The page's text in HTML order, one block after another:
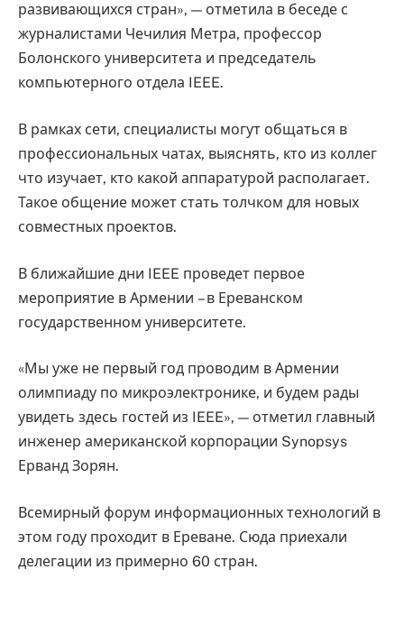
развивающихся стран», — отметила в беседе с
журналистами Чечилия Метра, профессор
Болонского университета и председатель
компьютерного отдела IEEE.
В рамках сети, специалисты могут общаться в
профессиональных чатах, выяснять, кто из коллег
что изучает, кто какой аппаратурой располагает.
Такое общение может стать толчком для новых
совместных проектов.
В ближайшие дни IEEE проведет первое
мероприятие в Армении – в Ереванском
государственном университете.
«Мы уже не первый год проводим в Армении
олимпиаду по микроэлектронике, и будем рады
увидеть здесь гостей из IEEE», — отметил главный
инженер американской корпорации Synopsys
Ерванд Зорян.
Всемирный форум информационных технологий в
этом году проходит в Ереване. Сюда приехали
делегации из примерно 60 стран.